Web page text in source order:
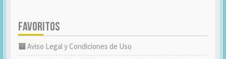
FAVORITOS
Aviso Legal y Condiciones de Uso